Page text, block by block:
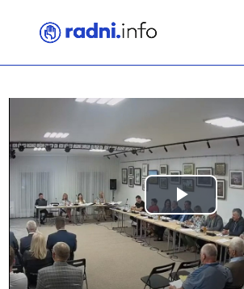
Play
Video